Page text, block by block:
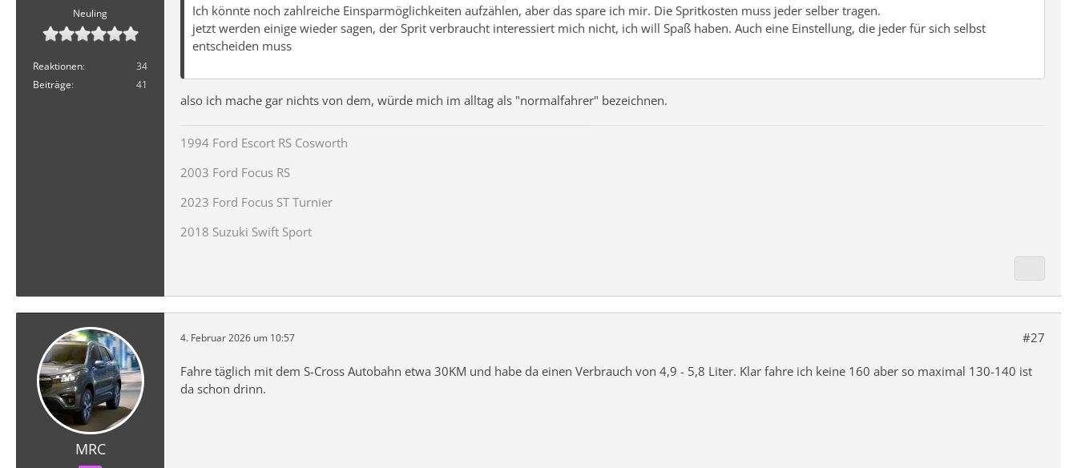
Neuling
Reaktionen
34
Beiträge
41
Ich könnte noch zahlreiche Einsparmöglichkeiten aufzählen, aber das spare ich mir. Die Spritkosten muss jeder selber tragen.
jetzt werden einige wieder sagen, der Sprit verbraucht interessiert mich nicht, ich will Spaß haben. Auch eine Einstellung, die jeder für sich selbst
entscheiden muss
also ich mache gar nichts von dem, würde mich im alltag als "normalfahrer" bezeichnen.
1994 Ford Escort RS Cosworth
2003 Ford Focus RS
2023 Ford Focus ST Turnier
2018 Suzuki Swift Sport
MRC
4. Februar 2026 um 10:57 #27
Fahre täglich mit dem S-Cross Autobahn etwa 30KM und habe da einen Verbrauch von 4,9 - 5,8 Liter. Klar fahre ich keine 160 aber so maximal 130-140 ist
da schon drinn.